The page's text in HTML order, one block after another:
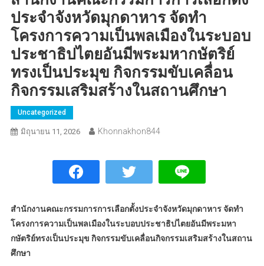
ประจำจังหวัดมุกดาหาร จัดทำ
โครงการความเป็นพลเมืองในระบอบ
ประชาธิปไตยอันมีพระมหากษัตริย์
ทรงเป็นประมุข กิจกรรมขับเคลื่อน
กิจกรรมเสริมสร้างในสถานศึกษา
Uncategorized
มิถุนายน 11, 2026 Khonnakhon844
สำนักงานคณะกรรมการการเลือกตั้งประจำจังหวัดมุกดาหาร จัดทำ
โครงการความเป็นพลเมืองในระบอบประชาธิปไตยอันมีพระมหา
กษัตริย์ทรงเป็นประมุข กิจกรรมขับเคลื่อนกิจกรรมเสริมสร้างในสถาน
ศึกษา